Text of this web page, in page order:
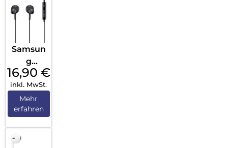
Samsun
g
Earpho
nes 3,5
mm
Schwar
16,90 €
inkl. MwSt.
Mehr
erfahren